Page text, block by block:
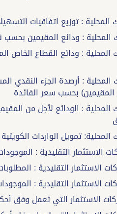
البنوك المحلية : ودائع القطاع
البنوك المحلية : أرصدة الجزء
المقيمين) بحسب سعر الفائدة
البنوك المحلية : الودائع لأجل